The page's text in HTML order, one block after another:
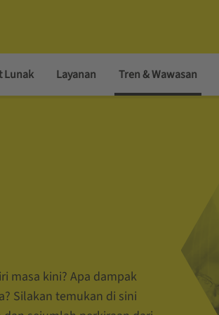
Lunak Layanan Tren & Wawasan
masa kini? Apa dampak
Silakan temukan di sini